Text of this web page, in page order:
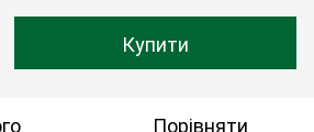
Купити
Порівняти